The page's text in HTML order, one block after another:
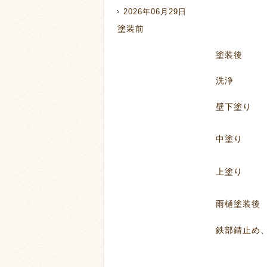
2026年06月29日
塗装前
塗装後
洗浄
壁下塗り
中塗り
上塗り
雨樋塗装後
鉄部錆止め、塗